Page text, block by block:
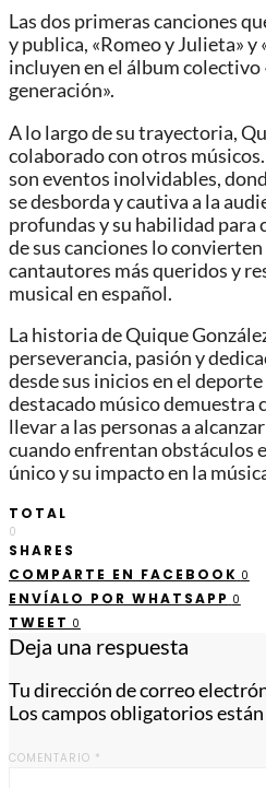
Las dos primeras canciones
y publica, «Romeo y Julieta» y
incluyen en el álbum
generación».
A lo largo de su trayectoria,
colaborado con otros
son eventos inolvidables,
se desborda y cautiva a la
profundas y su habilidad para
de sus canciones lo convierten
cantautores más queridos y
musical en español.
La historia de Quique
perseverancia, pasión y
desde sus inicios en el
destacado músico demuestra
llevar a las personas a
cuando enfrentan obstáculos
único y su impacto en la
TOTAL
0
SHARES
COMPARTE EN FACEBOOK 0
ENVÍALO POR WHATSAPP 0
TWEET 0
Deja una respuesta
Tu dirección de correo
Los campos obligatorios
COMENTARIO *